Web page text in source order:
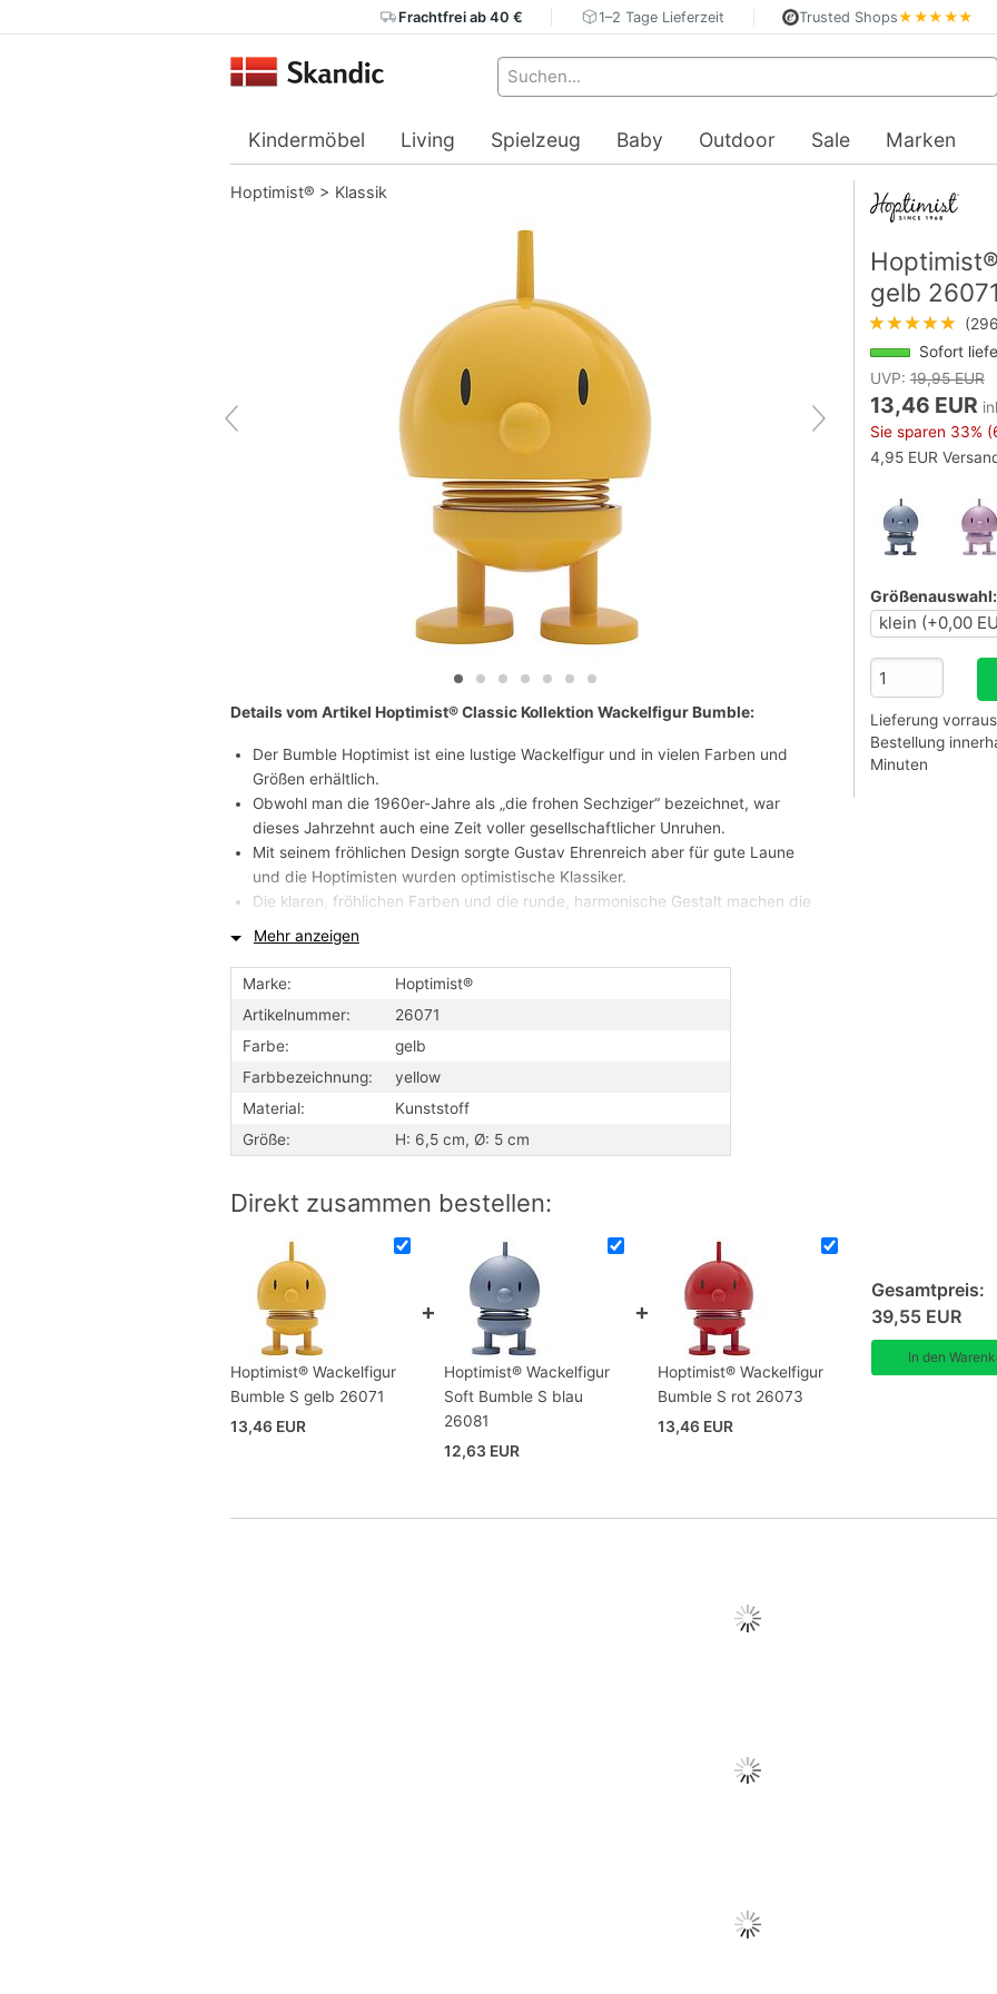
Frachtfrei ab 40 € 1–2 Tage Lieferzeit Trusted Shops★★★★★
Kindermöbel Living Spielzeug Baby Outdoor Sale Marken
Hoptimist® > Klassik
gelb
★★★★★
Sofort
UVP:19,95 EUR
13,46 EUR
Sie sparen 33%
4,95 EUR
Größenauswahl:
Lieferung
Bestellung
Minuten
Details vom Artikel Hoptimist® Classic Kollektion Wackelfigur Bumble:
Der Bumble Hoptimist ist eine lustige Wackelfigur und in vielen Farben und
Größen erhältlich.
Obwohl man die 1960er-Jahre als „die frohen Sechziger“ bezeichnet, war
dieses Jahrzehnt auch eine Zeit voller gesellschaftlicher Unruhen.
Mit seinem fröhlichen Design sorgte Gustav Ehrenreich aber für gute Laune
und die Hoptimisten wurden optimistische Klassiker.
Die klaren, fröhlichen Farben und die runde, harmonische Gestalt machen die
klassischen Hoptimisten zu einer zeitlosen Aufforderung zum Positiv- und
Optimistischsein.
Bimble und Bumble sind die allerersten Hoptimisten aus der Hand des
Designers: Ein Mädchen im Kleid mit lächelnden Augen und ein aufmerksamer
Junge mit einem kleinen Stummel auf dem Kopf.
Erhältlich aus Holz oder Kunststoff
Der Hoptimist ist auch als dekorative Lampe erhältlich.
Mehr anzeigen
Marke:
Hoptimist®
Artikelnummer:
26071
Farbe:
gelb
Farbbezeichnung:
yellow
Material:
Kunststoff
Größe:
H: 6,5 cm, Ø: 5 cm
Direkt zusammen bestellen:
Hoptimist® Wackelfigur
Bumble S gelb 26071
13,46 EUR
Hoptimist® Wackelfigur
Soft Bumble S blau
26081
12,63 EUR
Hoptimist® Wackelfigur
Bumble S rot 26073
13,46 EUR
Gesamtpreis:
39,55 EUR